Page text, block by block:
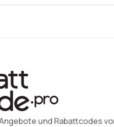
und Rabattcodes